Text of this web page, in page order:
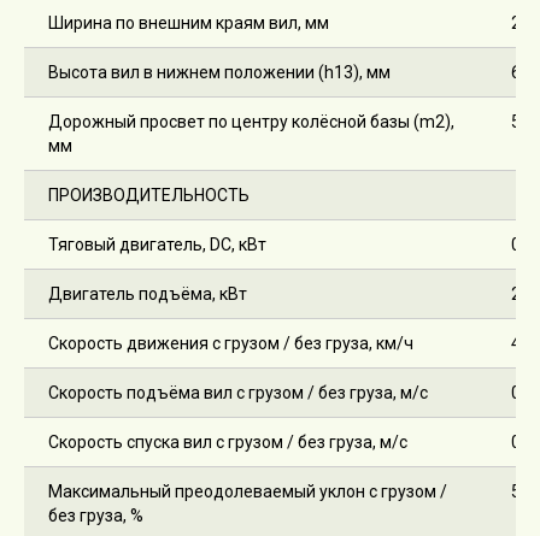
Ширина по внешним краям вил, мм
Высота вил в нижнем положении (h13), мм 65
Дорожный просвет по центру колёсной базы (m2),
мм
55
ПРОИЗВОДИТЕЛЬНОСТЬ
Тяговый двигатель, DC, кВт
Двигатель подъёма, кВт 2,2
Скорость движения с грузом / без груза, км/ч 4,5
Скорость подъёма вил с грузом / без груза, м/с
Скорость спуска вил с грузом / без груза, м/с
Максимальный преодолеваемый уклон с грузом /
без груза, %
5 /